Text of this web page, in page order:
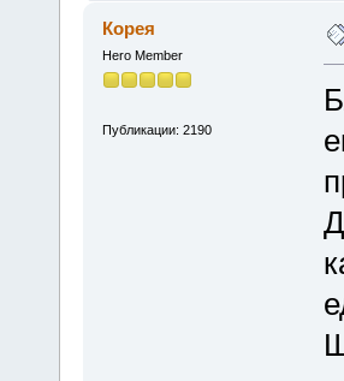
Корея
Hero Member
Публикации: 2190